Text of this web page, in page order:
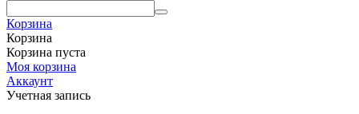
Корзина
Корзина
Корзина пуста
Моя корзина
Аккаунт
Учетная запись